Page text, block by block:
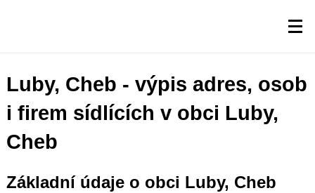
Luby, Cheb - výpis adres, osob
i firem sídlících v obci Luby,
Cheb
Základní údaje o obci Luby, Cheb